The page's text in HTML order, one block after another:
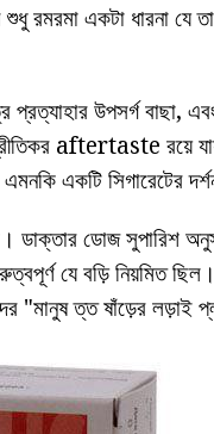
রমরমা একটা ধারনা যে
প্রত্যাহার উপসর্গ বাছা,
aftertaste রয়ে
একটি সিগারেটের
ডাক্তার ডোজ সুপারিশ
যে বড়ি নিয়মিত
"মানুষ ত্ত ষাঁড়ের লড়াই